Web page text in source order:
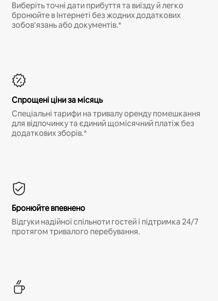
Виберіть точні дати прибуття та виїзду й легко
бронюйте в Інтернеті без жодних додаткових
зобов’язань або документів.*
Спрощені ціни за місяць
Спеціальні тарифи на тривалу оренду помешкання
для відпочинку та єдиний щомісячний платіж без
додаткових зборів.*
Бронюйте впевнено
Відгуки надійної спільноти гостей і підтримка 24/7
протягом тривалого перебування.